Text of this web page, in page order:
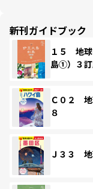
新刊ガイドブック
１５ 地
島①）３
Ｃ０２
８
Ｊ３３